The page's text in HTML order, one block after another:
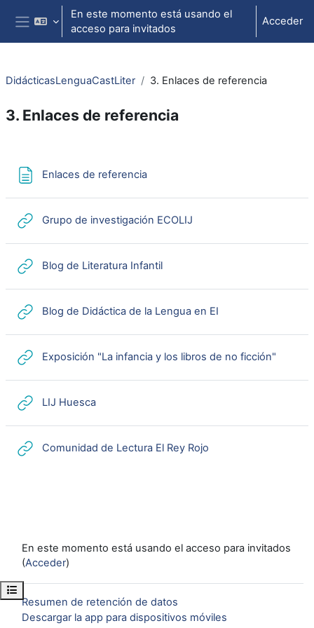
Salta al contenido principal
Panel lateral
En este momento está usando el
acceso para invitados
Acceder
Abrir índice del curso
DidácticasLenguaCastLiter 3. Enlaces de referencia
3. Enlaces de referencia
Enlaces de referenciaPágina
Grupo de investigación ECOLIJ
Blog de Literatura InfantilURL
Blog de Didáctica de la Lengua en EI
Exposición "La infancia y los libros de no ficción"
LIJ HuescaURL
Comunidad de Lectura El Rey Rojo
En este momento está usando el acceso para invitados
(Acceder)
Resumen de retención de datos
Descargar la app para dispositivos móviles